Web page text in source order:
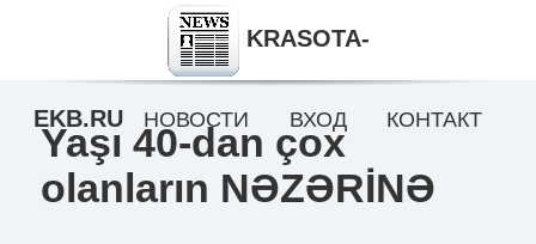
Yaşı 40-dan çox
olanların NƏZƏRİNƏ
KRASOTA-
EKB.RU НОВОСТИ ВХОД КОНТАКТ